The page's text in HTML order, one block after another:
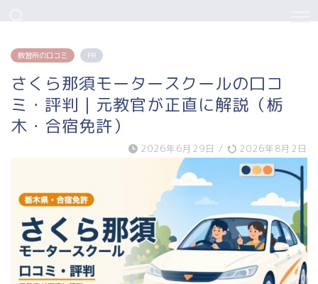
教習所の口コミ PR
さくら那須モータースクールの口コ
ミ・評判｜元教官が正直に解説（栃
木・合宿免許）
2026年6月29日 / 2026年8月2日